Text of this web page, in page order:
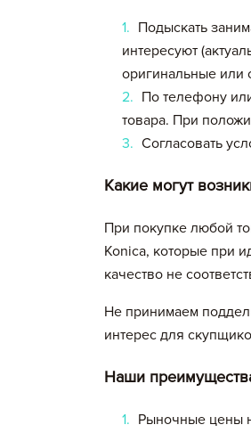
Подыскать
интересуют
оригинальные или
По телефону
товара. При
Согласовать
Какие могут
При покупке любой
Konica, которые при
качество не
Не принимаем
интерес для
Наши
Рыночные цены
Вы добавили
Артикул
Итого:
Сохранить и